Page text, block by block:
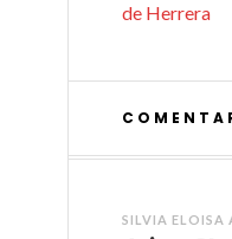
de Herrera
SILVIA ELOISA